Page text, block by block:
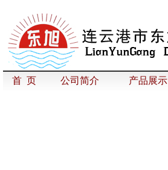
首 页 公司简介 产品展示